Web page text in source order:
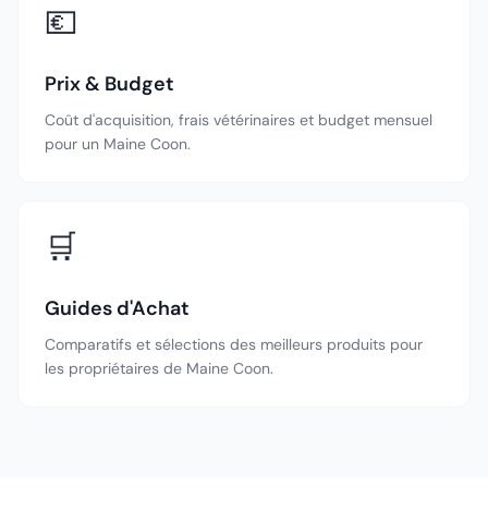
💶
Prix & Budget
Coût d'acquisition, frais vétérinaires et budget mensuel
pour un Maine Coon.
🛒
Guides d'Achat
Comparatifs et sélections des meilleurs produits pour
les propriétaires de Maine Coon.